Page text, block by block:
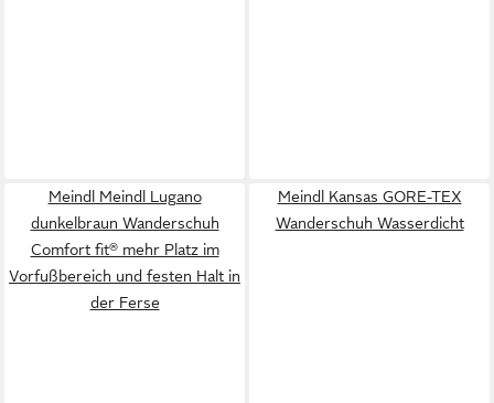
Meindl Meindl Lugano
dunkelbraun Wanderschuh
Comfort fit® mehr Platz im
Vorfußbereich und festen Halt in
der Ferse
Meindl Kansas GORE-TEX
Wanderschuh Wasserdicht